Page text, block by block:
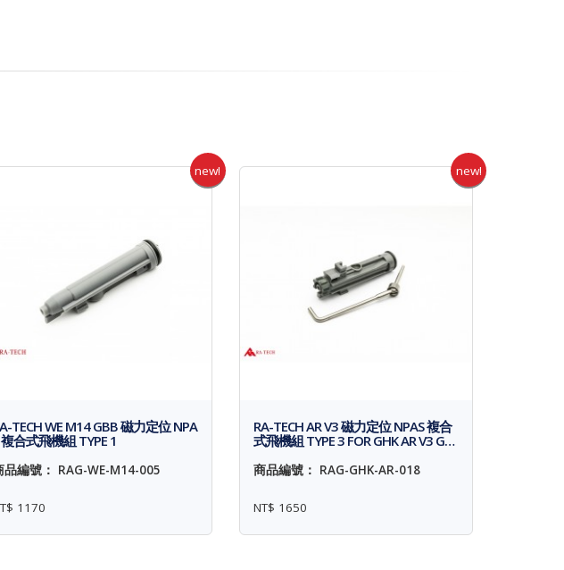
new!
TECH WE M14 GBB 磁力定位 NPA
複合式飛機組 TYPE 1
品編號： RAG-WE-M14-005
1170
new!
RA-TECH AR V3 磁力定位 NPAS 複合
式飛機組 TYPE 3 FOR GHK AR V3 G…
商品編號： RAG-GHK-AR-018
NT$ 1650